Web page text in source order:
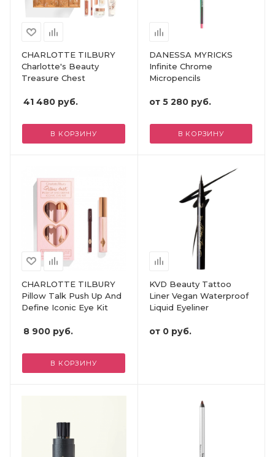
CHARLOTTE TILBURY
Charlotte's Beauty
Treasure Chest
41 480 руб.
В КОРЗИНУ
DANESSA MYRICKS
Infinite Chrome
Micropencils
от 5 280 руб.
В КОРЗИНУ
CHARLOTTE TILBURY
Pillow Talk Push Up And
Define Iconic Eye Kit
8 900 руб.
В КОРЗИНУ
KVD Beauty Tattoo
Liner Vegan Waterproof
Liquid Eyeliner
от 0 руб.